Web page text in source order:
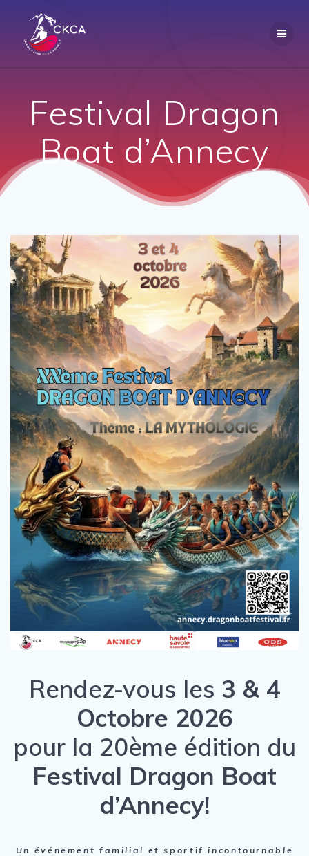
Festival Dragon
Boat d’Annecy
Rendez-vous les 3 & 4
Octobre 2026
pour la 20ème édition du
Festival Dragon Boat
d’Annecy!
Un événement familial et sportif incontournable